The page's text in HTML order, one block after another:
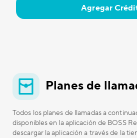
Agregar
Planes de
Todos los planes de llamadas a
disponibles en la aplicación de BOSS
descargar la aplicación a través de la